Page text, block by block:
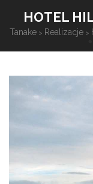
HOTEL
Tanake> Realizacje>